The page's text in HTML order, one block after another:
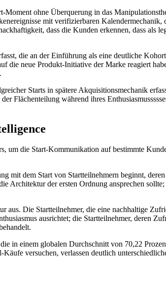
ohne Überquerung in das
mit verifizierbaren
dass die Kunden erkennen, dass als
die an der Einführung als eine deutliche
neue Produkt-Initiative der Marke reagiert
Starts in spätere Akquisitionsmechanik
Flächenteilung während ihres
die Start-Kommunikation auf bestimmte
mit dem Start von Startteilnehmern beginnt,
Architektur der ersten Ordnung ansprechen
Die Startteilnehmer, die eine nachhaltige
ausrichtet; die Startteilnehmer, deren
in einem globalen Durchschnitt von 70,22
versuchen, verlassen deutlich